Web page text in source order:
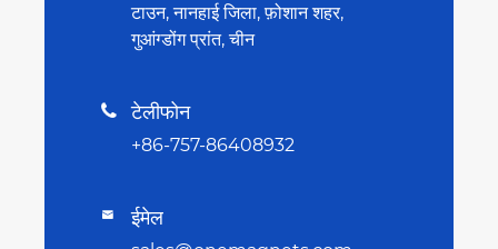
टाउन, नानहाई जिला, फ़ोशान शहर,
गुआंग्डोंग प्रांत, चीन
 टेलीफोन
+86-757-86408932
 ईमेल